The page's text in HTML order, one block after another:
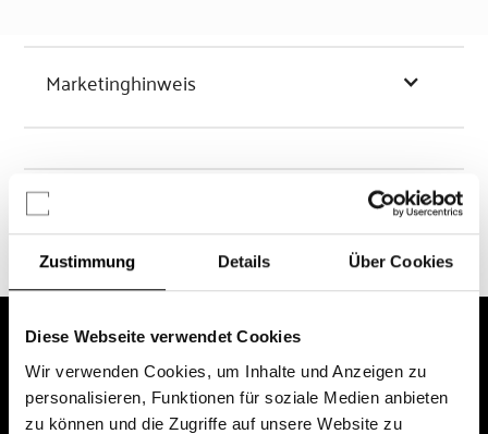
Zustimmung Details Über Cookies
Diese Webseite verwendet Cookies
Wir verwenden Cookies, um Inhalte und Anzeigen zu
personalisieren, Funktionen für soziale Medien anbieten
zu können und die Zugriffe auf unsere Website zu
Marketinghinweis
Chancen & Risiken